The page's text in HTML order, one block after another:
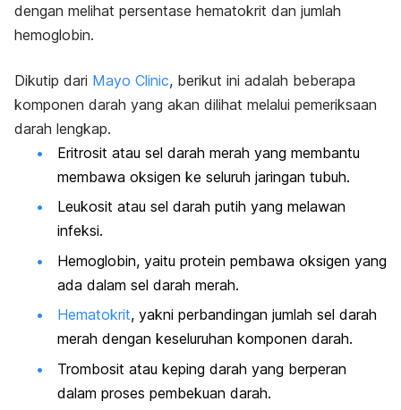
dengan melihat persentase hematokrit dan jumlah
hemoglobin.
Dikutip dari Mayo Clinic, berikut ini adalah beberapa
komponen darah yang akan dilihat melalui pemeriksaan
darah lengkap.
Eritrosit atau sel darah merah yang membantu
membawa oksigen ke seluruh jaringan tubuh.
Leukosit atau sel darah putih yang melawan
infeksi.
Hemoglobin, yaitu protein pembawa oksigen yang
ada dalam sel darah merah.
Hematokrit, yakni perbandingan jumlah sel darah
merah dengan keseluruhan komponen darah.
Trombosit atau keping darah yang berperan
dalam proses pembekuan darah.